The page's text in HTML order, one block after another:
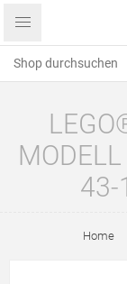
43-
Home